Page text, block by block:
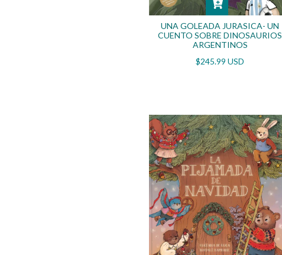
UNA GOLEADA JURASICA- UN
CUENTO SOBRE DINOSAURIOS
ARGENTINOS
$245.99 USD